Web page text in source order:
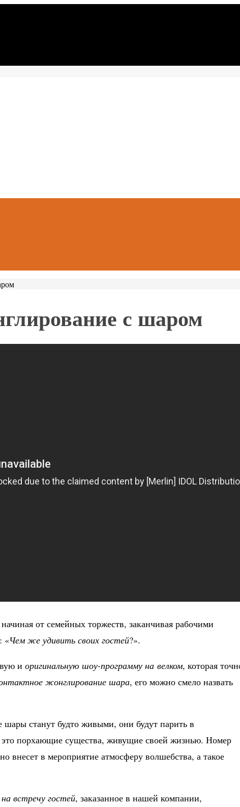
с шаром
от семейных торжеств, заканчивая рабочими
«Чем же удивить своих гостей?».
и оригинальную шоу-программу на велком, которая
жонглирование шара, его можно смело назвать
станут будто живыми, они будут парить в
это порхающие существа, живущие своей жизнью. Номер
внесет в мероприятие атмосферу волшебства, а такое
встречу гостей, заказанное в нашей компании,